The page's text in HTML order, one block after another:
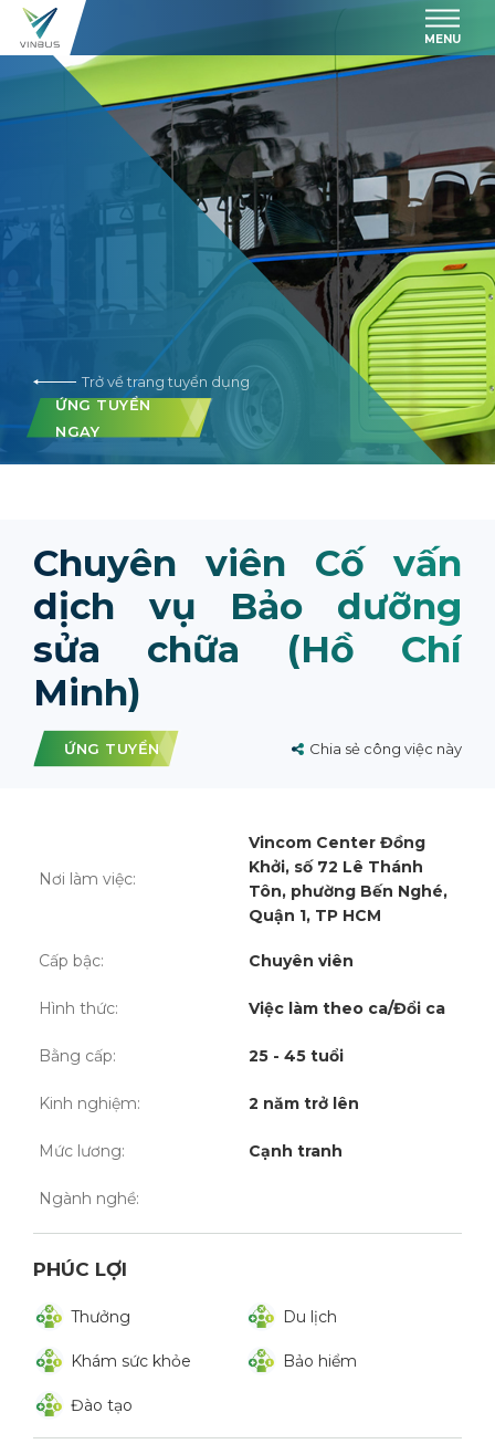
MENU
Trở về trang tuyển dụng
ỨNG TUYỂN
NGAY
Chuyên viên Cố vấn
dịch vụ Bảo dưỡng
sửa chữa (Hồ Chí
Minh)
ỨNG TUYỂN Chia sẻ công việc này
Nơi làm việc:
Vincom Center Đồng
Khởi, số 72 Lê Thánh
Tôn, phường Bến Nghé,
Quận 1, TP HCM
Cấp bậc: Chuyên viên
Hình thức: Việc làm theo ca/Đổi ca
Bằng cấp: 25 - 45 tuổi
Kinh nghiệm: 2 năm trở lên
Mức lương: Cạnh tranh
Ngành nghề:
PHÚC LỢI
Thưởng Du lịch
Khám sức khỏe Bảo hiểm
Đào tạo